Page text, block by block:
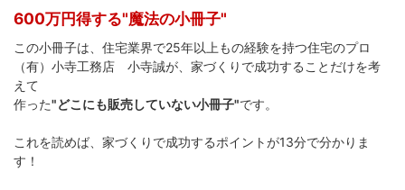
600万円得する"魔法の小冊子"
この小冊子は、住宅業界で25年以上もの経験を持つ住宅のプロ
（有）小寺工務店 小寺誠が、家づくりで成功することだけを考
えて
作った"どこにも販売していない小冊子"です。
これを読めば、家づくりで成功するポイントが13分で分かりま
す！